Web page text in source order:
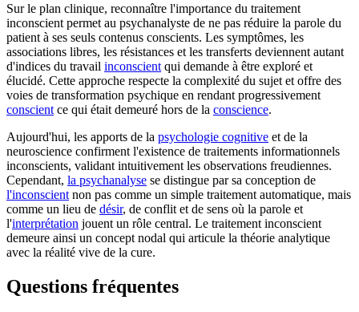
Sur le plan clinique, reconnaître l'importance du traitement
inconscient permet au psychanalyste de ne pas réduire la parole du
patient à ses seuls contenus conscients. Les symptômes, les
associations libres, les résistances et les transferts deviennent autant
d'indices du travail inconscient qui demande à être exploré et
élucidé. Cette approche respecte la complexité du sujet et offre des
voies de transformation psychique en rendant progressivement
conscient ce qui était demeuré hors de la conscience.
Aujourd'hui, les apports de la psychologie cognitive et de la
neuroscience confirment l'existence de traitements informationnels
inconscients, validant intuitivement les observations freudiennes.
Cependant, la psychanalyse se distingue par sa conception de
l'inconscient non pas comme un simple traitement automatique, mais
comme un lieu de désir, de conflit et de sens où la parole et
l'interprétation jouent un rôle central. Le traitement inconscient
demeure ainsi un concept nodal qui articule la théorie analytique
avec la réalité vive de la cure.
Questions fréquentes